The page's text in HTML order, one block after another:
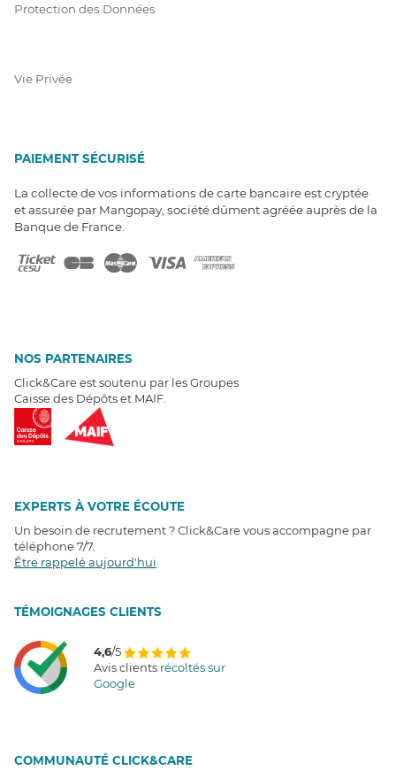
Protection des Données
Vie Privée
PAIEMENT SÉCURISÉ
La collecte de vos informations de carte bancaire est cryptée
et assurée par Mangopay, société dûment agréée auprès de la
Banque de France.
NOS PARTENAIRES
Click&Care est soutenu par les Groupes
Caisse des Dépôts et MAIF.
EXPERTS À VOTRE ÉCOUTE
Un besoin de recrutement ? Click&Care vous accompagne par
téléphone 7/7
Être rappelé aujourd'hui
TÉMOIGNAGES CLIENTS
4,6/5
Avis clients récoltés sur
Google
COMMUNAUTÉ CLICK&CARE